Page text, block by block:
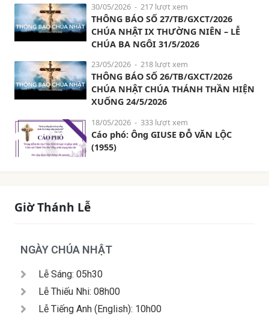
30/05/2026 - 217 lượt xem
THÔNG BÁO SỐ 27/TB/GXCT/2026
CHÚA NHẬT IX THƯỜNG NIÊN – LỄ
CHÚA BA NGÔI 31/5/2026
23/05/2026 - 218 lượt xem
THÔNG BÁO SỐ 26/TB/GXCT/2026
CHÚA NHẬT CHÚA THÁNH THẦN HIỆN
XUỐNG 24/5/2026
18/05/2026 - 333 lượt xem
Cáo phó: Ông GIUSE ĐỖ VĂN LỘC
(1955)
Giờ Thánh Lễ
NGÀY CHÚA NHẬT
Lễ Sáng: 05h30
Lễ Thiếu Nhi: 08h00
Lễ Tiếng Anh (English): 10h00